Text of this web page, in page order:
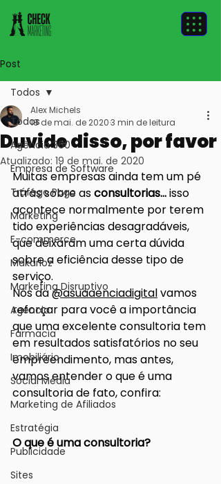
Post
Todos
Agência 360
Empresa de Software
Tráfego Pago
Marketing
E-commerce
Makarioz
Marketing Disruptivo
Agencia
Farmacia
Imobiliário
Social Media
Marketing de Afiliados
Estratégia
Publicidade
Sites
Todos
Duvide disso, por favor
Alex Michels
18 de mai. de 20203 min de leitura
Atualizado: 19 de mai. de 2020
Muitas empresas ainda tem um pé
atrás sobre as consultorias... isso
acontece normalmente por terem
tido experiências desagradáveis,
que deixaram uma certa dúvida
sobre a eficiência desse tipo de
serviço.
Nós da @asuaaenciadigital vamos
reforçar para você a importância
que uma excelente consultoria tem
em resultados satisfatórios no seu
empreendimento, mas antes,
vamos entender o que é uma
consultoria de fato, confira:
O que é uma consultoria?